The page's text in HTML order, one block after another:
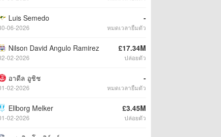
Luis Semedo
06-2026
-
หมดเวลายืมตัว
Nilson David Angulo Ramirez
02-2026
£17.34M
ปล่อยตัว
อาดีล อูชิช
02-2026
-
หมดเวลายืมตัว
Ellborg Melker
02-2026
£3.45M
ปล่อยตัว